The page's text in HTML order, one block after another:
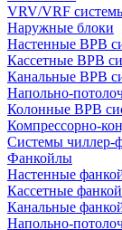
VRV/VRF
Наружные блоки
Настенные ВРВ
Кассетные ВРВ
Канальные ВРВ
Напольно-
Колонные ВРВ
Компрессорно-
Системы чиллер-
Фанкойлы
Настенные
Кассетные
Канальные
Напольно-